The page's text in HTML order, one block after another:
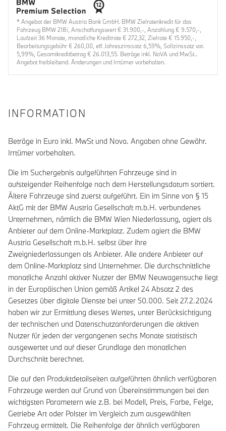
* Angebot der BMW Austria Bank GmbH. BMW Zielratenkredit für das
Fahrzeug BMW 218i, Anschaffungswert € 31.900,-, Anzahlung € 9.570,-,
Laufzeit 36 Monate, monatliche Kreditrate € 272,32, Zielrate € 15.950,-,
Bearbeitungsgebühr € 260,00, eff. Jahreszinssatz 6,59%, Sollzinssatz var.
5,99%, Gesamtkreditbetrag € 26.013,55. Beträge inkl. NoVA und MwSt..
Angebot freibleibend. Änderungen und Irrtümer vorbehalten.
INFORMATION
Beträge in Euro inkl. MwSt und Nova. Angaben ohne Gewähr.
Irrtümer vorbehalten.
Die im Suchergebnis aufgeführten Fahrzeuge sind in
aufsteigender Reihenfolge nach dem Herstellungsdatum sortiert.
Ältere Fahrzeuge sind zuerst aufgeführt. Ein im Sinne von § 15
AktG mit der BMW Austria Gesellschaft m.b.H. verbundenes
Unternehmen, nämlich die BMW Wien Niederlassung, agiert als
Anbieter auf dem Online-Marktplatz. Zudem agiert die BMW
Austria Gesellschaft m.b.H. selbst über ihre
Zweigniederlassungen als Anbieter. Alle andere Anbieter auf
dem Online-Marktplatz sind Unternehmer. Die durchschnittliche
monatliche Anzahl aktiver Nutzer der BMW Neuwagensuche liegt
in der Europäischen Union gemäß Artikel 24 Absatz 2 des
Gesetzes über digitale Dienste bei unter 50.000. Seit 27.2.2024
haben wir zur Ermittlung dieses Wertes, unter Berücksichtigung
der technischen und Datenschutzanforderungen die aktiven
Nutzer für jeden der vergangenen sechs Monate statistisch
ausgewertet und auf dieser Grundlage den monatlichen
Durchschnitt berechnet.
Die auf den Produktdetailseiten aufgeführten ähnlich verfügbaren
Fahrzeuge werden auf Grund von Übereinstimmungen bei den
wichtigsten Parametern wie z.B. bei Modell, Preis, Farbe, Felge,
Getriebe Art oder Polster im Vergleich zum ausgewählten
Fahrzeug ermittelt. Die Reihenfolge der ähnlich verfügbaren